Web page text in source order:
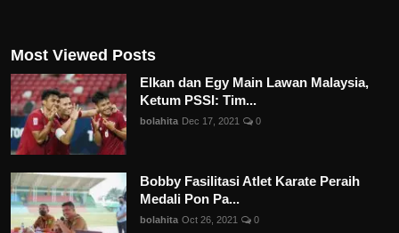
Most Viewed Posts
Elkan dan Egy Main Lawan Malaysia,
Ketum PSSI: Tim...
bolahita Dec 17, 2021 0
Bobby Fasilitasi Atlet Karate Peraih
Medali Pon Pa...
bolahita Oct 26, 2021 0